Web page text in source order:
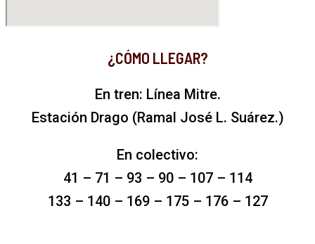
¿CÓMO LLEGAR?
En tren: Línea Mitre.
Estación Drago (Ramal José L. Suárez.)
En colectivo:
41 – 71 – 93 – 90 – 107 – 114
133 – 140 – 169 – 175 – 176 – 127